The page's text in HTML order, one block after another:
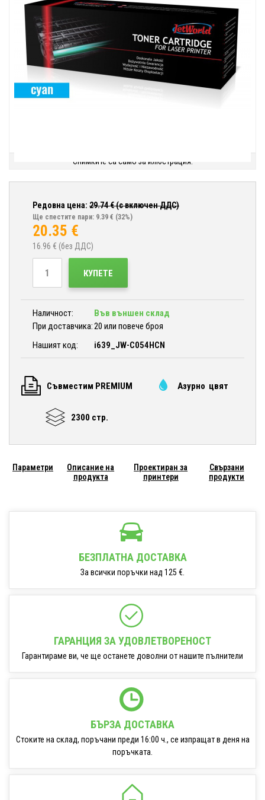
Снимките са само за илюстрация.
Редовна цена: 29.74€ (с включен ДДС)
Ще спестите пари: 9.39 € (32%)
20.35 €
16.96 € (без ДДС)
КУПЕТЕ
Наличност:
Във външен склад
При доставчика:20 или повече броя
Нашият код:
i639_JW-C054HCN
Съвместим PREMIUM Азурно цвят
2300 стр.
Параметри
Описание на
продукта
Проектиран за
принтери
Свързани
продукти
БЕЗПЛАТНА ДОСТАВКА
За всички поръчки над 125 €.
ГАРАНЦИЯ ЗА УДОВЛЕТВОРЕНОСТ
Гарантираме ви, че ще останете доволни от нашите пълнители
БЪРЗА ДОСТАВКА
Стоките на склад, поръчани преди 16:00 ч., се изпращат в деня на
поръчката.